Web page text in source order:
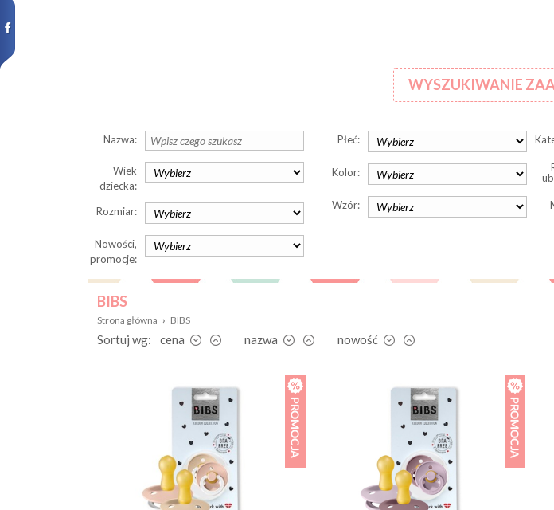
WYSZUKIWANIE
Nazwa:
Wiek
dziecka:
Rozmiar:
Nowości,
promocje:
Płeć:
Kolor:
Wzór:
BIBS
Strona główna › BIBS
Sortuj wg: cena nazwa nowość